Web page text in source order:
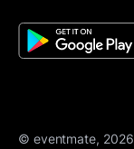
© eventmate, 2026